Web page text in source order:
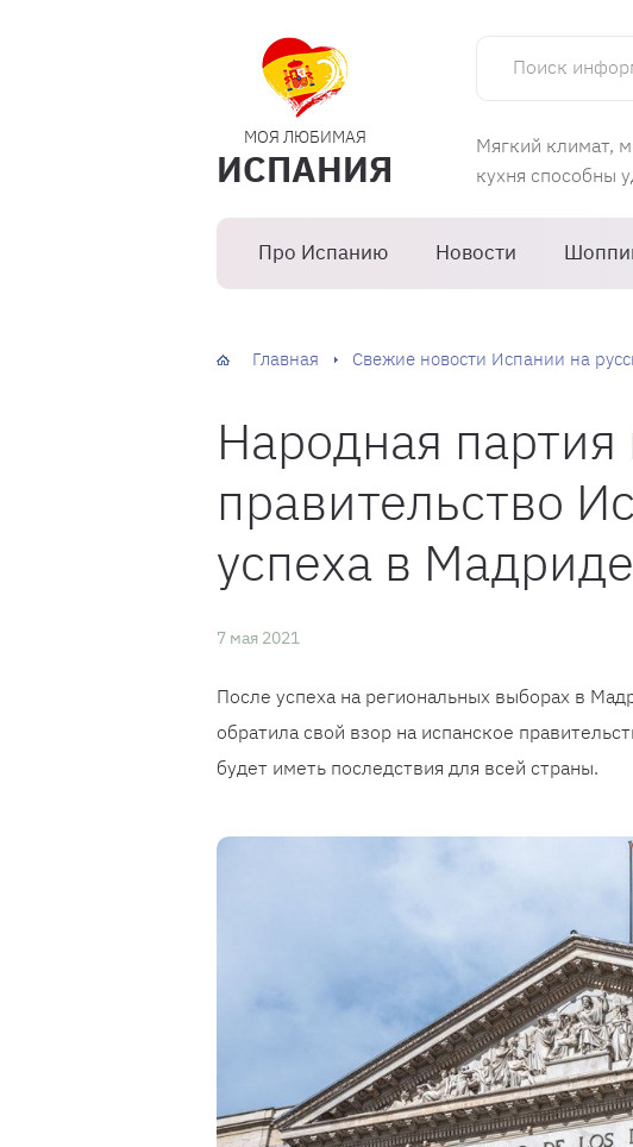
МОЯ ЛЮБИМАЯ
ИСПАНИЯ
Поиск информации
Мягкий климат,
кухня способны
Про Испанию Новости
Главная Свежие новости Испании на
Народная
правительство
успеха в Мадриде
7 мая 2021
После успеха на региональных выборах в
обратила свой взор на испанское
будет иметь последствия для всей страны.